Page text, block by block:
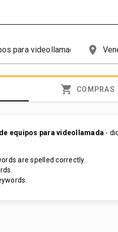
place
shopping_cart COMPRAS
equipos para videollamada -
are spelled correctly.